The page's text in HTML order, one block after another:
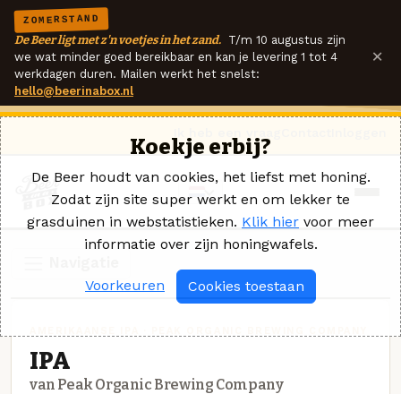
ZOMERSTAND
De Beer ligt met z'n voetjes in het zand. T/m 10 augustus zijn
we wat minder goed bereikbaar en kan je levering 1 tot 4
werkdagen duren. Mailen werkt het snelst:
hello@beerinabox.nl
×
IPA
van Peak Organic Brewing Company
Koekje erbij?
De Beer houdt van cookies, het liefst met honing.
Zodat zijn site super werkt en om lekker te
grasduinen in webstatistieken. Klik hier voor meer
informatie over zijn honingwafels.
Voorkeuren Cookies toestaan